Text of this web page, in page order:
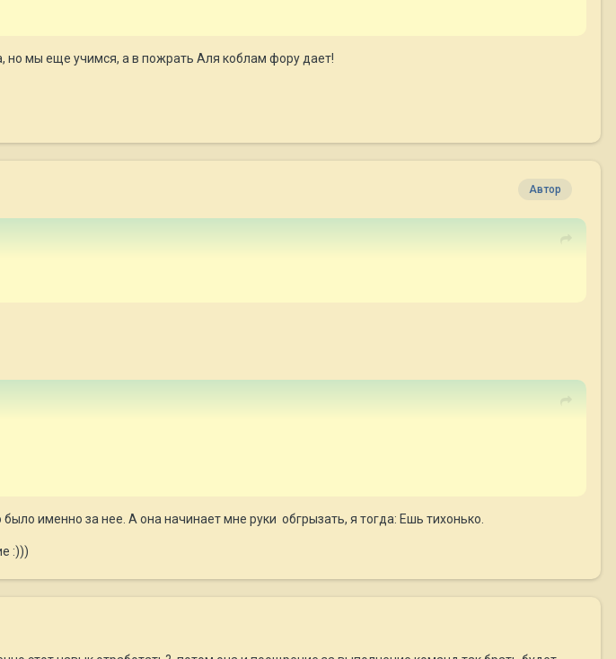
но мы еще учимся, а в пожрать Аля коблам фору дает!
Автор
именно за нее. А она начинает мне руки обгрызать, я тогда: Ешь тихонько.
:)))